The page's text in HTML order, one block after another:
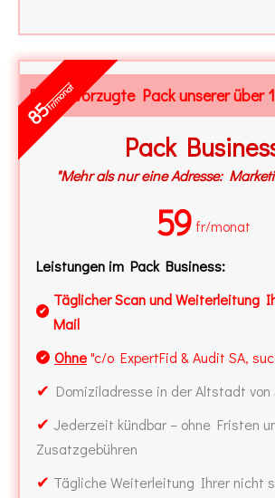
Pack
"Mehr als nur eine Adresse:
59 fr/monat
Leistungen im Pack Business:
✔
Täglicher Scan und Weiterleitung
Mail
✔ Ohne"c/o ExpertFid & Audit SA,
✔ Domiziladresse in der Altstadt von
✔ Jederzeit kündbar – ohne Fristen
Zusatzgebühren
✔ Tägliche Weiterleitung Ihrer nicht
85fr/monat